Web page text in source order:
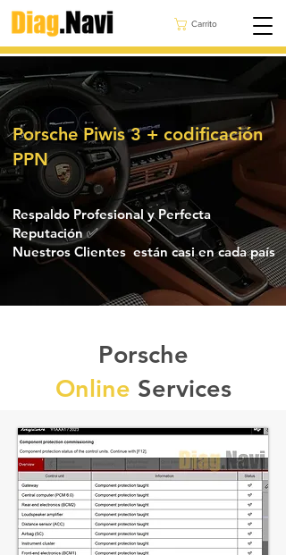
Carrito
Porsche Piwis 3 + codificación
PPN
Respaldo Profesional y Perfecta
Reputación ✅
Nuestros Clientes están casi en cada país
Porsche
Online Services